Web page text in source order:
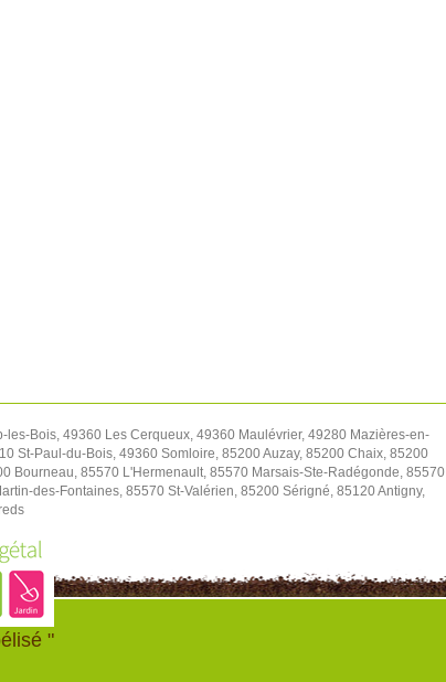
Bois, 49360 Les Cerqueux, 49360 Maulévrier, 49280 Mazières-en-
St-Paul-du-Bois, 49360 Somloire, 85200 Auzay, 85200 Chaix, 85200
Bourneau, 85570 L'Hermenault, 85570 Marsais-Ste-Radégonde, 85570
des-Fontaines, 85570 St-Valérien, 85200 Sérigné, 85120 Antigny,
"